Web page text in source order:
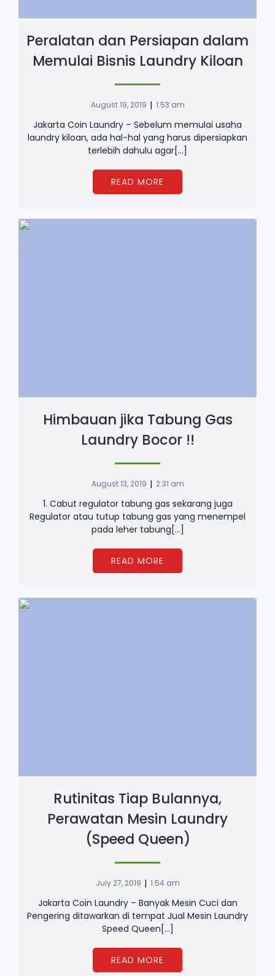
Peralatan dan Persiapan dalam
Memulai Bisnis Laundry Kiloan
August 19, 2019 | 1:53 am
Jakarta Coin Laundry – Sebelum memulai usaha
laundry kiloan, ada hal-hal yang harus dipersiapkan
terlebih dahulu agar[…]
READ MORE
Himbauan jika Tabung Gas
Laundry Bocor !!
August 13, 2019 | 2:31 am
1. Cabut regulator tabung gas sekarang juga
Regulator atau tutup tabung gas yang menempel
pada leher tabung[…]
READ MORE
Rutinitas Tiap Bulannya,
Perawatan Mesin Laundry
(Speed Queen)
July 27, 2019 | 1:54 am
Jakarta Coin Laundry – Banyak Mesin Cuci dan
Pengering ditawarkan di tempat Jual Mesin Laundry
Speed Queen[…]
READ MORE